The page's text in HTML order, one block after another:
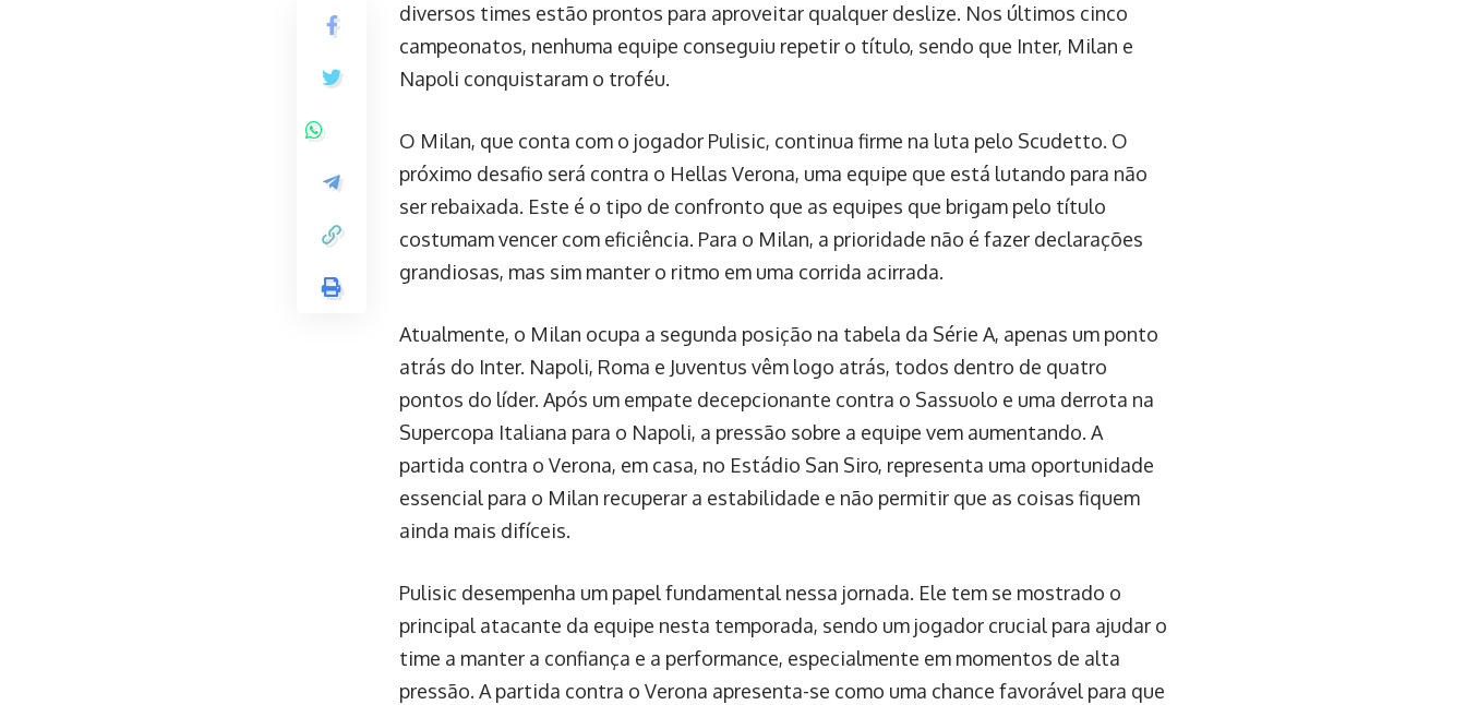
diversos times estão prontos para aproveitar qualquer deslize. Nos últimos cinco
campeonatos, nenhuma equipe conseguiu repetir o título, sendo que Inter, Milan e
Napoli conquistaram o troféu.
O Milan, que conta com o jogador Pulisic, continua firme na luta pelo Scudetto. O
próximo desafio será contra o Hellas Verona, uma equipe que está lutando para não
ser rebaixada. Este é o tipo de confronto que as equipes que brigam pelo título
costumam vencer com eficiência. Para o Milan, a prioridade não é fazer declarações
grandiosas, mas sim manter o ritmo em uma corrida acirrada.
Atualmente, o Milan ocupa a segunda posição na tabela da Série A, apenas um ponto
atrás do Inter. Napoli, Roma e Juventus vêm logo atrás, todos dentro de quatro
pontos do líder. Após um empate decepcionante contra o Sassuolo e uma derrota na
Supercopa Italiana para o Napoli, a pressão sobre a equipe vem aumentando. A
partida contra o Verona, em casa, no Estádio San Siro, representa uma oportunidade
essencial para o Milan recuperar a estabilidade e não permitir que as coisas fiquem
ainda mais difíceis.
Pulisic desempenha um papel fundamental nessa jornada. Ele tem se mostrado o
principal atacante da equipe nesta temporada, sendo um jogador crucial para ajudar o
time a manter a confiança e a performance, especialmente em momentos de alta
pressão. A partida contra o Verona apresenta-se como uma chance favorável para que